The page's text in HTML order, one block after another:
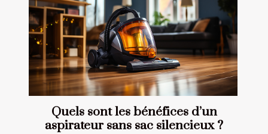
Quels sont les bénéfices d’un
aspirateur sans sac silencieux ?